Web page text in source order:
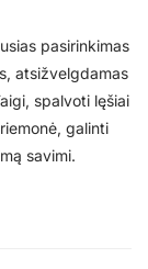
pasirinkimas
atsižvelgdamas
spalvoti lęšiai
galinti
savimi.